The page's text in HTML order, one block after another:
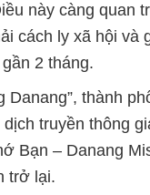
này càng quan
cách ly xã hội và
2 tháng.
Danang”, thành
truyền thông
Bạn – Danang
trở lại.